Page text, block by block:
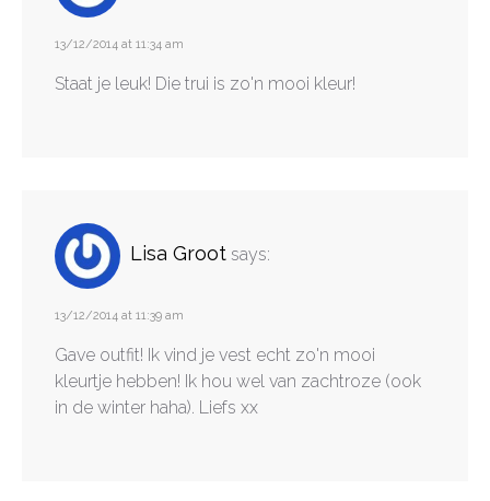
13/12/2014 at 11:34 am
Staat je leuk! Die trui is zo'n mooi kleur!
Lisa Groot says:
13/12/2014 at 11:39 am
Gave outfit! Ik vind je vest echt zo'n mooi
kleurtje hebben! Ik hou wel van zachtroze (ook
in de winter haha). Liefs xx